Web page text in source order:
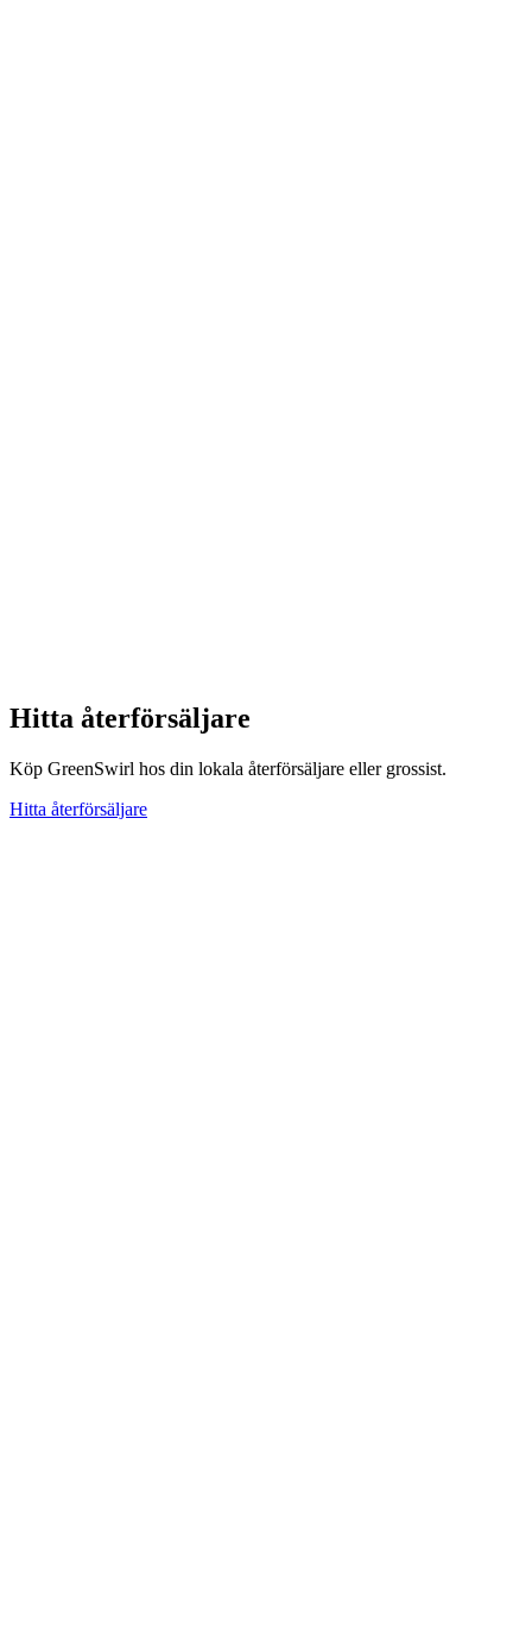
Hitta återförsäljare
Köp GreenSwirl hos din lokala återförsäljare eller grossist.
Hitta återförsäljare